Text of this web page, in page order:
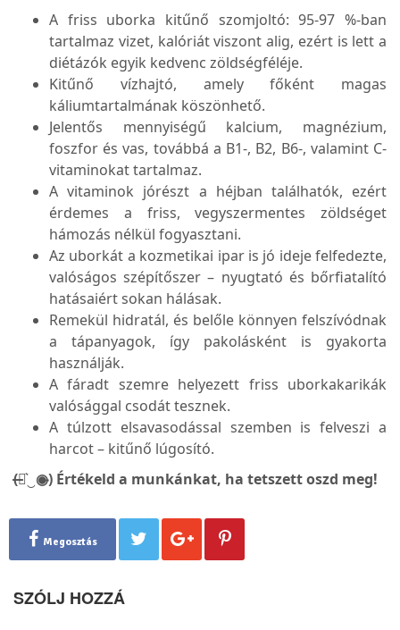
A friss uborka kitűnő szomjoltó: 95-97 %-ban
tartalmaz vizet, kalóriát viszont alig, ezért is lett a
diétázók egyik kedvenc zöldségféléje.
Kitűnő vízhajtó, amely főként magas
káliumtartalmának köszönhető.
Jelentős mennyiségű kalcium, magnézium,
foszfor és vas, továbbá a B1-, B2, B6-, valamint C-
vitaminokat tartalmaz.
A vitaminok jórészt a héjban találhatók, ezért
érdemes a friss, vegyszermentes zöldséget
hámozás nélkül fogyasztani.
Az uborkát a kozmetikai ipar is jó ideje felfedezte,
valóságos szépítőszer – nyugtató és bőrfiatalító
hatásaiért sokan hálásak.
Remekül hidratál, és belőle könnyen felszívódnak
a tápanyagok, így pakolásként is gyakorta
használják.
A fáradt szemre helyezett friss uborkakarikák
valósággal csodát tesznek.
A túlzott elsavasodással szemben is felveszi a
harcot – kitűnő lúgosító.
(̶◉͛‿◉̶) Értékeld a munkánkat, ha tetszett oszd meg!
Megosztás
SZÓLJ HOZZÁ